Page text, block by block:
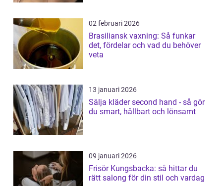
02 februari 2026
Brasiliansk vaxning: Så funkar
det, fördelar och vad du behöver
veta
13 januari 2026
Sälja kläder second hand - så gör
du smart, hållbart och lönsamt
09 januari 2026
Frisör Kungsbacka: så hittar du
rätt salong för din stil och vardag